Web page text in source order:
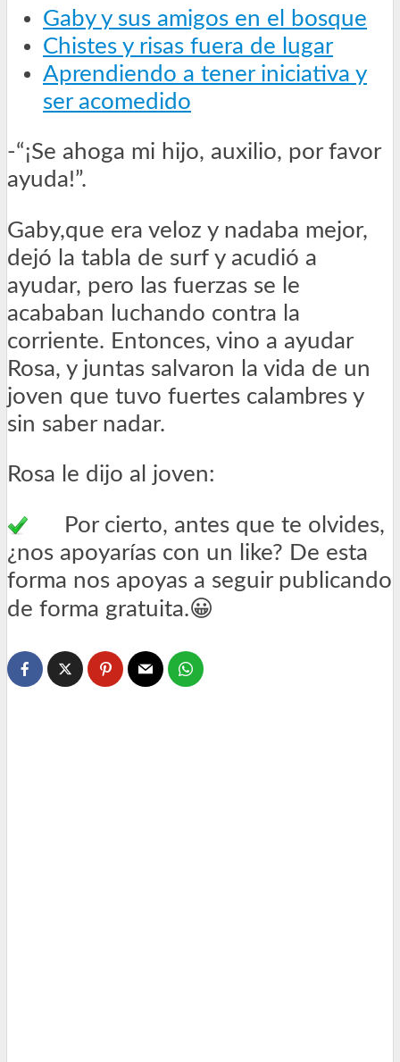
Gaby y sus amigos en el bosque
Chistes y risas fuera de lugar
Aprendiendo a tener iniciativa y
ser acomedido
-“¡Se ahoga mi hijo, auxilio, por favor
ayuda!”.
Gaby,que era veloz y nadaba mejor,
dejó la tabla de surf y acudió a
ayudar, pero las fuerzas se le
acababan luchando contra la
corriente. Entonces, vino a ayudar
Rosa, y juntas salvaron la vida de un
joven que tuvo fuertes calambres y
sin saber nadar.
Rosa le dijo al joven:
Por cierto, antes que te olvides,
¿nos apoyarías con un like? De esta
forma nos apoyas a seguir publicando
de forma gratuita.😀